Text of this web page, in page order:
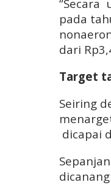
pada
dari
Target
Seiring
dicapai